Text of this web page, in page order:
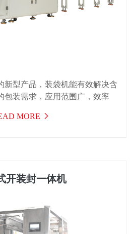
新型产品，装袋机能有效解决含
包装需求，应用范围广，效率
配及五金等行业的入袋包装。
MORE
开装封一体机